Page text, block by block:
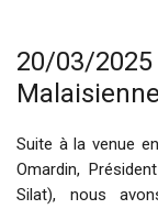
20/03/
Suite à la venue
Omardin,
Silat), nous